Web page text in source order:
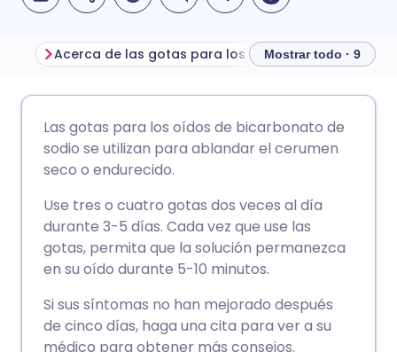
electrónico
Compartir en LinkedIn
Compartir vía WhatsApp
🇩🇪 Deutsch
🇪🇸 Español
🇮🇹 Italiano 🇵🇹
🇮🇳 हिन्दी
🇸🇦 عربي 🇸🇪 Svenska
Acerca de las gotas para los oídos de bicarbonato de sodio Mostrar todo · 9
Las gotas para los oídos de bicarbonato de
sodio se utilizan para ablandar el cerumen
seco o endurecido.
Use tres o cuatro gotas dos veces al día
durante 3-5 días. Cada vez que use las
gotas, permita que la solución permanezca
en su oído durante 5-10 minutos.
Si sus síntomas no han mejorado después
de cinco días, haga una cita para ver a su
médico para obtener más consejos.